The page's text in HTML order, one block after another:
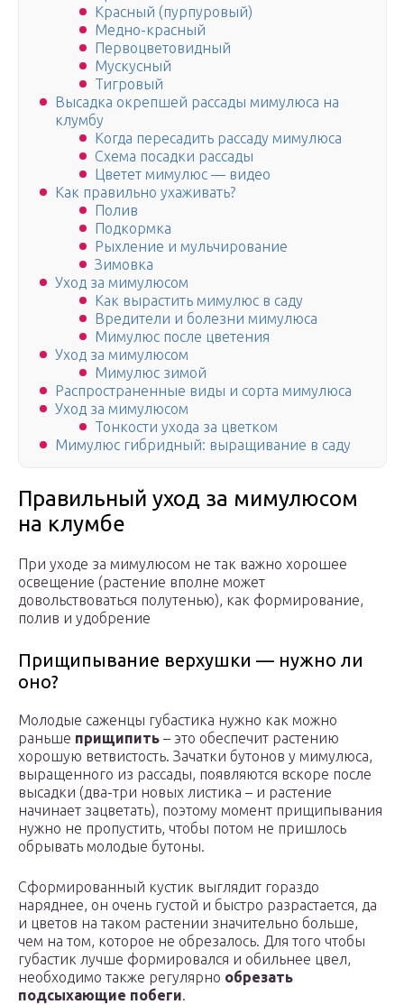
Красный (пурпуровый)
Медно-красный
Первоцветовидный
Мускусный
Тигровый
Высадка окрепшей рассады мимулюса на
клумбу
Когда пересадить рассаду мимулюса
Схема посадки рассады
Цветет мимулюс — видео
Как правильно ухаживать?
Полив
Подкормка
Рыхление и мульчирование
Зимовка
Уход за мимулюсом
Как вырастить мимулюс в саду
Вредители и болезни мимулюса
Мимулюс после цветения
Уход за мимулюсом
Мимулюс зимой
Распространенные виды и сорта мимулюса
Уход за мимулюсом
Тонкости ухода за цветком
Мимулюс гибридный: выращивание в саду
Правильный уход за мимулюсом
на клумбе
При уходе за мимулюсом не так важно хорошее
освещение (растение вполне может
довольствоваться полутенью), как формирование,
полив и удобрение
Прищипывание верхушки — нужно ли
оно?
Молодые саженцы губастика нужно как можно
раньше прищипить – это обеспечит растению
хорошую ветвистость. Зачатки бутонов у мимулюса,
выращенного из рассады, появляются вскоре после
высадки (два-три новых листика – и растение
начинает зацветать), поэтому момент прищипывания
нужно не пропустить, чтобы потом не пришлось
обрывать молодые бутоны.
Сформированный кустик выглядит гораздо
наряднее, он очень густой и быстро разрастается, да
и цветов на таком растении значительно больше,
чем на том, которое не обрезалось. Для того чтобы
губастик лучше формировался и обильнее цвел,
необходимо также регулярно обрезать
подсыхающие побеги.